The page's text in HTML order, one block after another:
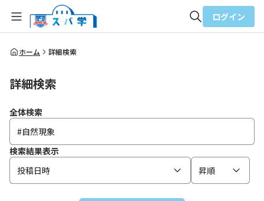
全体検索
ログイン
ホーム 詳細検索
詳細検索
全体検索
検索結果表示
投稿日時
昇順